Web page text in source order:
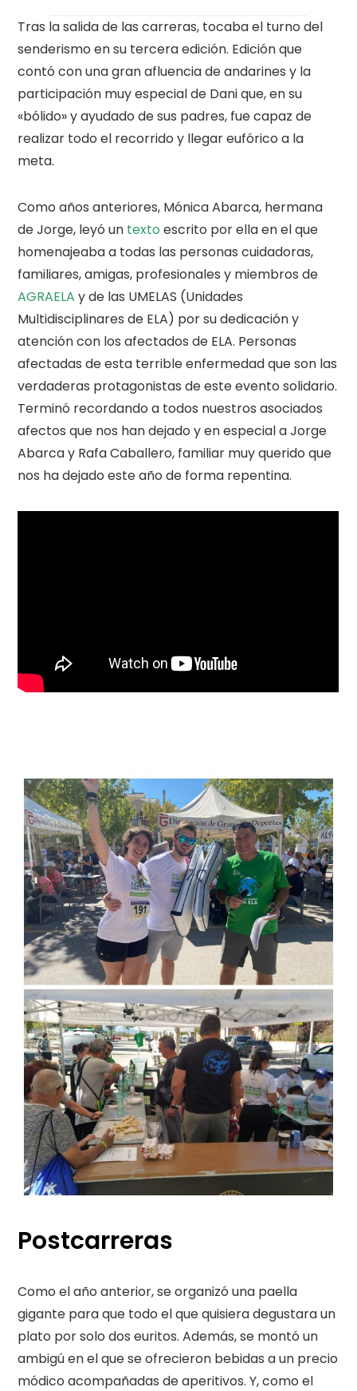
Tras la salida de las carreras, tocaba el turno del
senderismo en su tercera edición. Edición que
contó con una gran afluencia de andarines y la
participación muy especial de Dani que, en su
«bólido» y ayudado de sus padres, fue capaz de
realizar todo el recorrido y llegar eufórico a la
meta.
Como años anteriores, Mónica Abarca, hermana
de Jorge, leyó un texto escrito por ella en el que
homenajeaba a todas las personas cuidadoras,
familiares, amigas, profesionales y miembros de
AGRAELAy de las UMELAS (Unidades
Multidisciplinares de ELA) por su dedicación y
atención con los afectados de ELA. Personas
afectadas de esta terrible enfermedad que son las
verdaderas protagonistas de este evento solidario.
Terminó recordando a todos nuestros asociados
afectos que nos han dejado y en especial a Jorge
Abarca y Rafa Caballero, familiar muy querido que
nos ha dejado este año de forma repentina.
Postcarreras
Como el año anterior, se organizó una paella
gigante para que todo el que quisiera degustara un
plato por solo dos euritos. Además, se montó un
ambigú en el que se ofrecieron bebidas a un precio
módico acompañadas de aperitivos. Y, como el